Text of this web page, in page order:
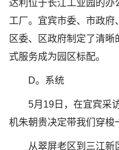
达利位于长江工业园的办
工厂。宜宾市委、市政
区委、区政府制定了清
式服务成为园区标配。
D。系统
5月19日，在宜宾采
机朱朝贵决定带我们穿梭
从翠屏老区到三江新